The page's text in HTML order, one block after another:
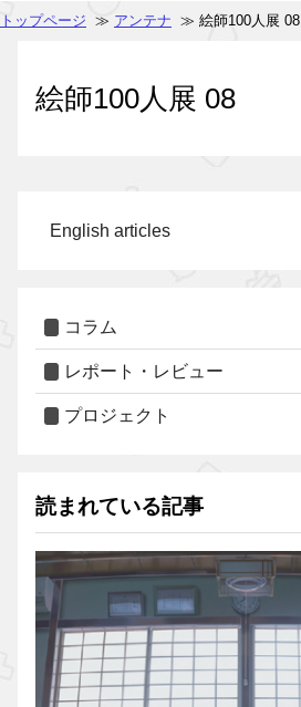
トップページ ≫ アンテナ ≫ 絵師100人展 08
絵師100人展 08
English articles
コラム
レポート・レビュー
プロジェクト
読まれている記事